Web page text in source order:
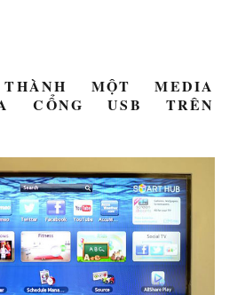
MỘT MEDIA
CỔNG USB TRÊN